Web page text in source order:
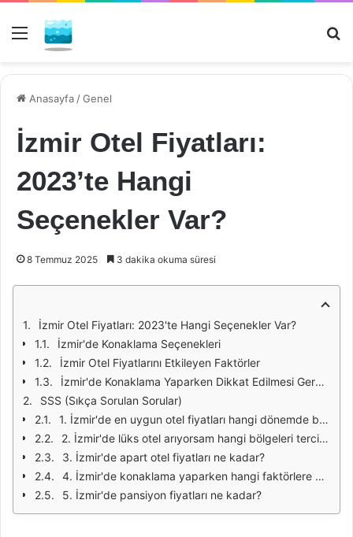
Menü
Anasayfa /Genel
İzmir Otel Fiyatları:
2023’te Hangi
Seçenekler Var?
8 Temmuz 2025 3 dakika okuma süresi
İzmir Otel Fiyatları: 2023'te Hangi Seçenekler Var?
İzmir'de Konaklama Seçenekleri
İzmir Otel Fiyatlarını Etkileyen Faktörler
İzmir'de Konaklama Yaparken Dikkat Edilmesi Gerekenler
SSS (Sıkça Sorulan Sorular)
1. İzmir'de en uygun otel fiyatları hangi dönemde bulunur?
2. İzmir'de lüks otel arıyorsam hangi bölgeleri tercih etmeliyim?
3. İzmir'de apart otel fiyatları ne kadar?
4. İzmir'de konaklama yaparken hangi faktörlere dikkat etmeliyim?
5. İzmir'de pansiyon fiyatları ne kadar?